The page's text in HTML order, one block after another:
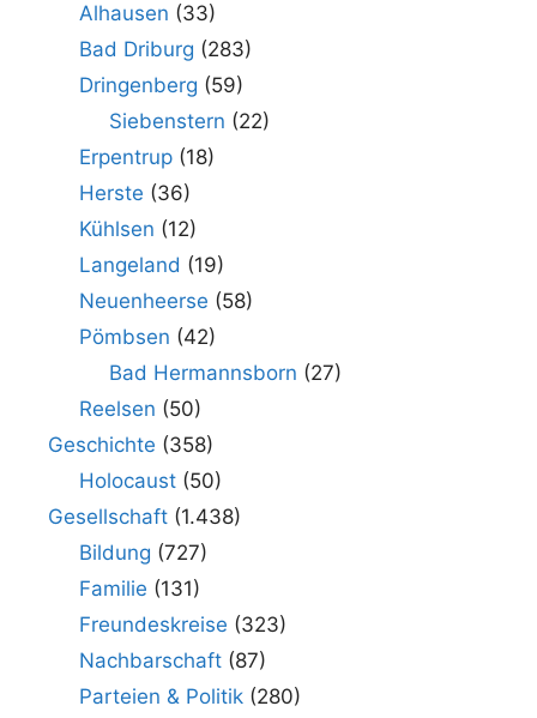
Alhausen (33)
Bad Driburg (283)
Dringenberg (59)
Siebenstern (22)
Erpentrup(18)
Herste (36)
Kühlsen (12)
Langeland (19)
Neuenheerse (58)
Pömbsen (42)
Bad Hermannsborn (27)
Reelsen (50)
Geschichte (358)
Holocaust(50)
Gesellschaft (1.438)
Bildung (727)
Familie (131)
Freundeskreise (323)
Nachbarschaft(87)
Parteien & Politik(280)